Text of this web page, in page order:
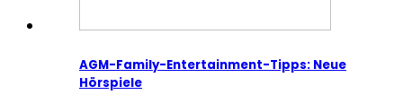
AGM-Family-Entertainment-Tipps: Neue
Hörspiele